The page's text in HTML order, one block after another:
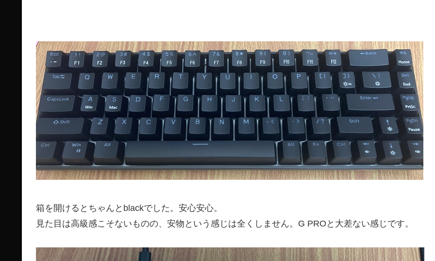
箱を開けるとちゃんとblackでした。安心安心。
見た目は高級感こそないものの、安物という感じは全くしません。G PROと大差ない感じです。